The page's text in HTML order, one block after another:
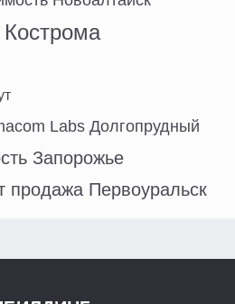
Labs Долгопрудный
Запорожье
продажа Первоуральск